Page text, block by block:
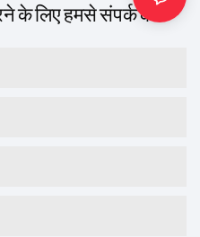
के लिए हमसे संपर्क करें